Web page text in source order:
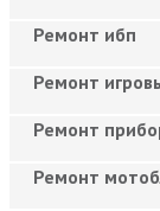
Ремонт ибп
Ремонт
Ремонт
Ремонт